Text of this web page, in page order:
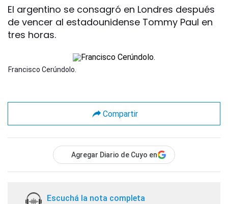
El argentino se consagró en Londres después
de vencer al estadounidense Tommy Paul en
tres horas.
Francisco Cerúndolo.
Compartir
Agregar Diario de Cuyo en
Escuchá la nota completa